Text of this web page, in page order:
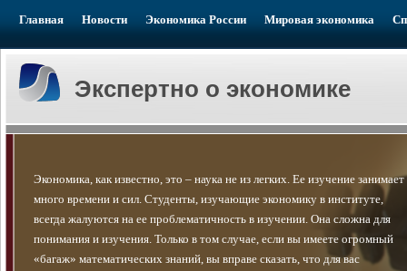
Главная Новости Экономика России Мировая экономика
Экспертно о экономике
Экономика, как известно, это – наука не из легких. Ее изучение занимает
много времени и сил. Студенты, изучающие экономику в институте,
всегда жалуются на ее проблематичность в изучении. Она сложна для
понимания и изучения. Только в том случае, если вы имеете огромный
«багаж» математических знаний, вы вправе сказать, что для вас